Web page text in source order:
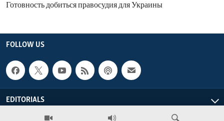
Готовность добиться правосудия для Украины
FOLLOW US
EDITORIALS